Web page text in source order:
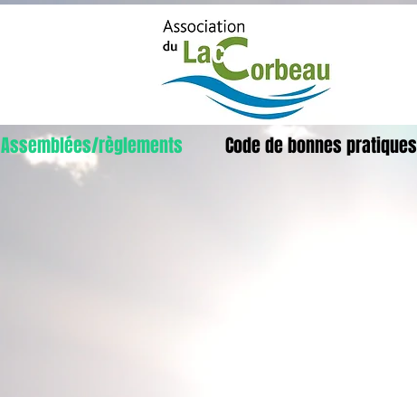
Assemblées/règlements Code de bonnes pratiques